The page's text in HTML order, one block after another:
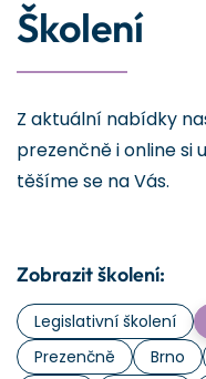
Školení
Z aktuální nabídky
prezenčně i online si
těšíme se na Vás.
Zobrazit školení:
Legislativní školení
Prezenčně
Brno